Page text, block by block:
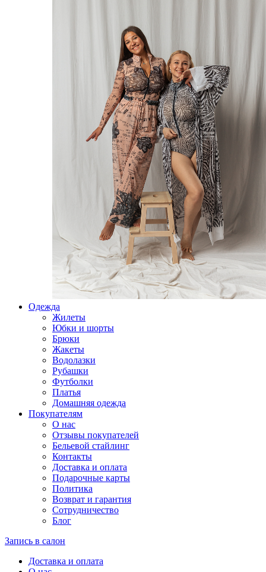
Одежда
Жилеты
Юбки и шорты
Брюки
Жакеты
Водолазки
Рубашки
Футболки
Платья
Домашняя одежда
Покупателям
О нас
Отзывы покупателей
Бельевой стайлинг
Контакты
Доставка и оплата
Подарочные карты
Политика
Возврат и гарантия
Сотрудничество
Блог
Запись в салон
Доставка и оплата